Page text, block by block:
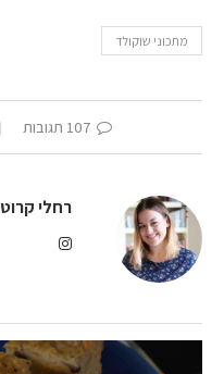
מתכוני שוקולד
107 תגובות
רחלי קרוט